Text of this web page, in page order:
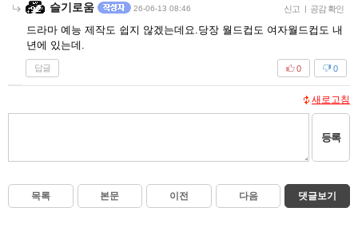
슬기로움 26-06-13 08:46 신고 공감 확인
드라마 예능 제작도 쉽지 않겠는데요.당장 월드컵도 여자월드컵도 내
년에 있는데.
답글 0
0
새로고침
등록
목록 본문 이전 다음 댓글보기